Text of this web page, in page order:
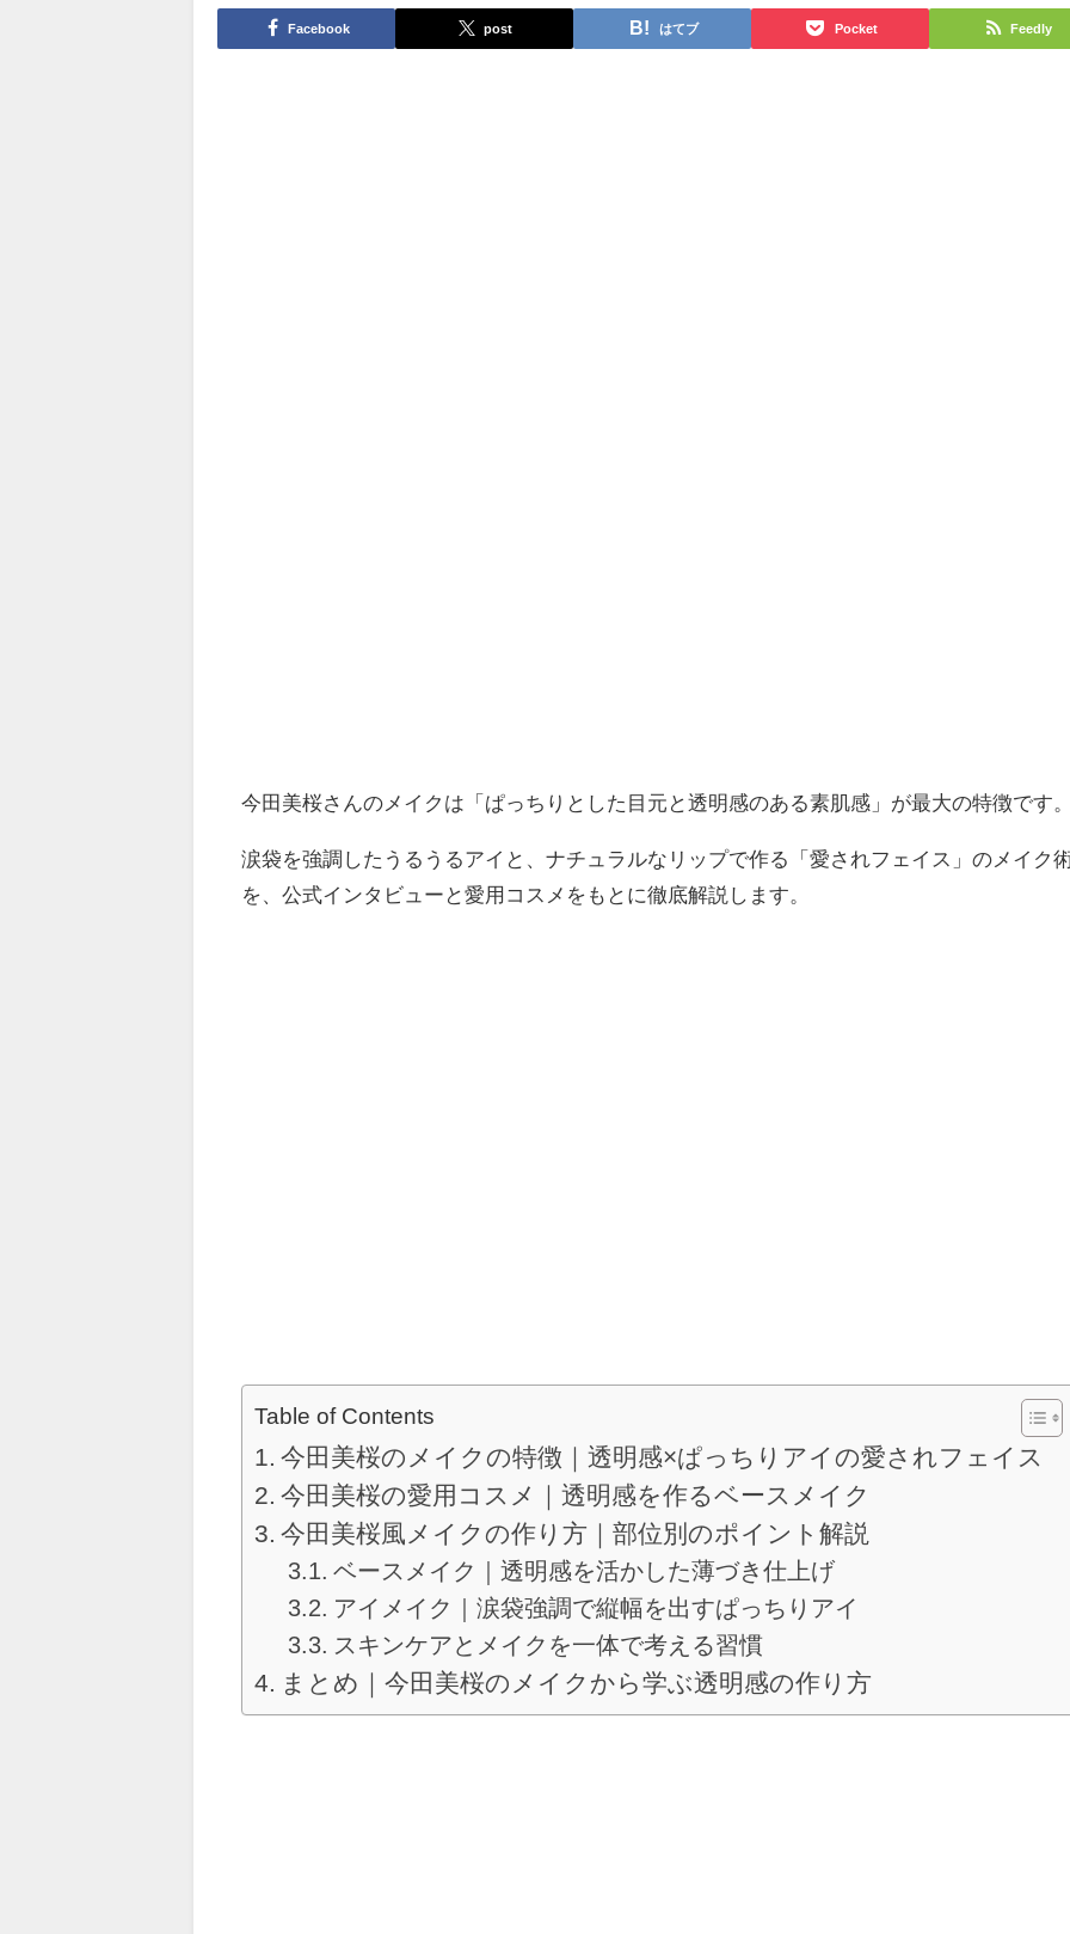
Facebook post はてブ Pocket Feedly
今田美桜さんのメイクは「ぱっちりとした目元と透明感のある素肌感」が最大の特徴です
涙袋を強調したうるうるアイと、ナチュラルなリップで作る「愛されフェイス」のメイク
を、公式インタビューと愛用コスメをもとに徹底解説します。
Table of Contents
今田美桜のメイクの特徴｜透明感×ぱっちりアイの愛されフェイス
今田美桜の愛用コスメ｜透明感を作るベースメイク
今田美桜風メイクの作り方｜部位別のポイント解説
ベースメイク｜透明感を活かした薄づき仕上げ
アイメイク｜涙袋強調で縦幅を出すぱっちりアイ
スキンケアとメイクを一体で考える習慣
まとめ｜今田美桜のメイクから学ぶ透明感の作り方